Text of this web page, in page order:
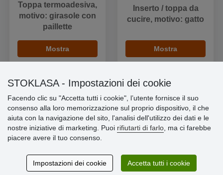
Toppa termoadesiva,
motivo: girasole con
paillette
Mostra
Inserto / toppa da
cucire, motivo: gatto
Mostra
Informazioni importanti
» Impostazioni dei cookie
» Termini & Condizioni
» Consegna e pagamento
» Garanzia e resi
STOKLASA - Impostazioni dei cookie
Facendo clic su "Accetta tutti i cookie", l’utente fornisce il suo
consenso alla loro memorizzazione sul proprio dispositivo, il che
aiuta con la navigazione del sito, l'analisi dell'utilizzo dei dati e le
nostre iniziative di marketing. Puoi rifiutarti di farlo , ma ci farebbe
piacere avere il tuo consenso.
Impostazioni dei cookie Accetta tutti i cookie